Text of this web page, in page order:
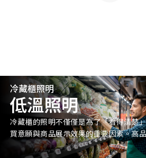
冷藏櫃照明
低溫照明
冷藏櫃的照明不僅僅是為了「看得清楚
買意願與商品展示效果的重要因素。高
升商品吸引力，降低能耗，並強化品牌